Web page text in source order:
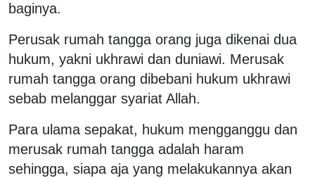
baginya.
Perusak rumah tangga orang juga dikenai dua
hukum, yakni ukhrawi dan duniawi. Merusak
rumah tangga orang dibebani hukum ukhrawi
sebab melanggar syariat Allah.
Para ulama sepakat, hukum mengganggu dan
merusak rumah tangga adalah haram
sehingga, siapa aja yang melakukannya akan